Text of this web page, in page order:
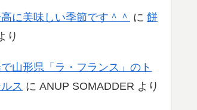
に美味しい季節です＾＾ に 餅
り
山形県「ラ・フランス」のト
ス に ANUP SOMADDER より